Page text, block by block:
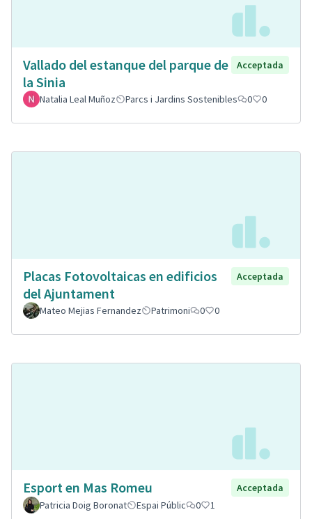
Vallado del estanque del parque de
la Sinia
Acceptada
Natalia Leal Muñoz Parcs i Jardins Sostenibles 0 0
Placas Fotovoltaicas en edificios
del Ajuntament
Acceptada
Mateo Mejias Fernandez Patrimoni 0 0
Esport en Mas Romeu
Acceptada
Patricia Doig Boronat
Espai Públic 0 1